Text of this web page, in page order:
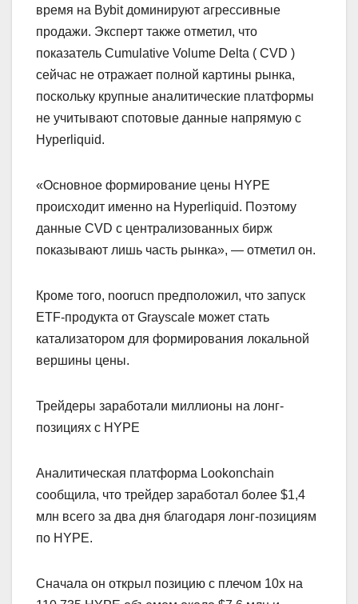
время на Bybit доминируют агрессивные
продажи. Эксперт также отметил, что
показатель Cumulative Volume Delta ( CVD )
сейчас не отражает полной картины рынка,
поскольку крупные аналитические платформы
не учитывают спотовые данные напрямую с
Hyperliquid.
«Основное формирование цены HYPE
происходит именно на Hyperliquid. Поэтому
данные CVD с централизованных бирж
показывают лишь часть рынка», — отметил он.
Кроме того, noorucn предположил, что запуск
ETF-продукта от Grayscale может стать
катализатором для формирования локальной
вершины цены.
Трейдеры заработали миллионы на лонг-
позициях с HYPE
Аналитическая платформа Lookonchain
сообщила, что трейдер заработал более $1,4
млн всего за два дня благодаря лонг-позициям
по HYPE.
Сначала он открыл позицию с плечом 10x на